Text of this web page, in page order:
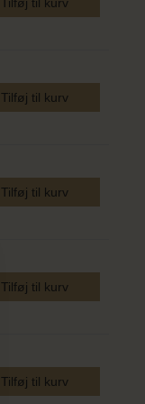
Tilføj til kurv
Tilføj til kurv
Tilføj til kurv
Tilføj til kurv
Tilføj til kurv